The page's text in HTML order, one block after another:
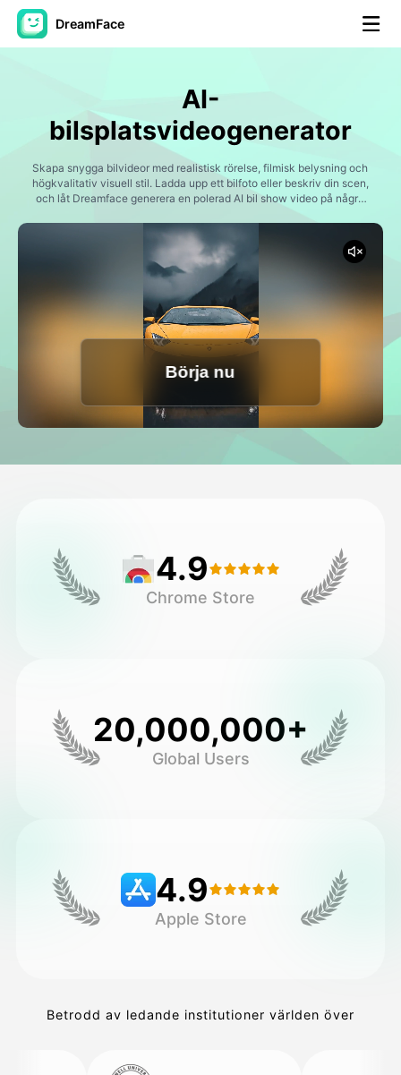
DreamFace
Avatar Video
AI-video
Foto: ▼
Visa alla verktyg
Avatar Video
▼
Andra verktyg
AI-
bilsplatsvideogenerator
Skapa snygga bilvideor med realistisk rörelse, filmisk belysning och
högkvalitativ visuell stil. Ladda upp ett bilfoto eller beskriv din scen,
och låt Dreamface generera en polerad AI bil show video på några
Börja nu
4.9
Chrome Store
20,000,000+
Global Users
4.9
Apple Store
Betrodd av ledande institutioner världen över